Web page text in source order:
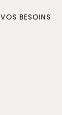
VOS BESOINS